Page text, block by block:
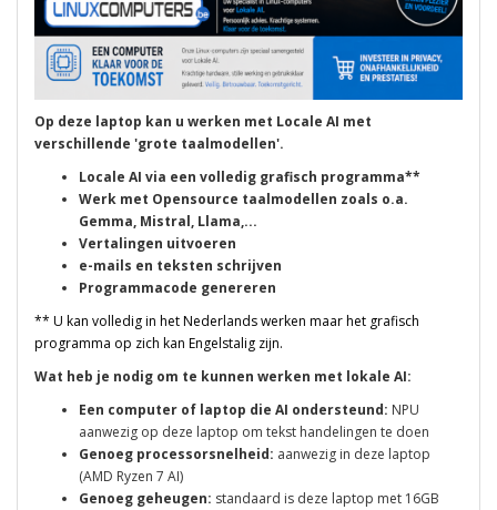
Op deze laptop kan u werken met Locale AI met
verschillende 'grote taalmodellen'.
Locale AI via een volledig grafisch programma**
Werk met Opensource taalmodellen zoals o.a.
Gemma, Mistral, Llama,...
Vertalingen uitvoeren
e-mails en teksten schrijven
Programmacode genereren
** U kan volledig in het Nederlands werken maar het grafisch
programma op zich kan Engelstalig zijn.
Wat heb je nodig om te kunnen werken met lokale AI:
Een computer of laptop die AI ondersteund: NPU
aanwezig op deze laptop om tekst handelingen te doen
Genoeg processorsnelheid: aanwezig in deze laptop
(AMD Ryzen 7 AI)
Genoeg geheugen: standaard is deze laptop met 16GB